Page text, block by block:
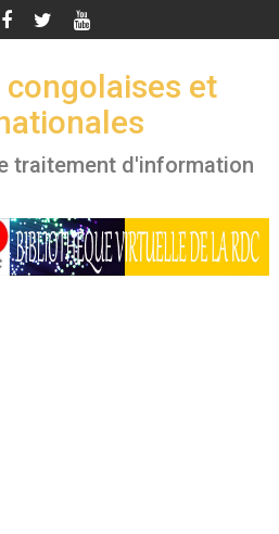
et
traitement d'information